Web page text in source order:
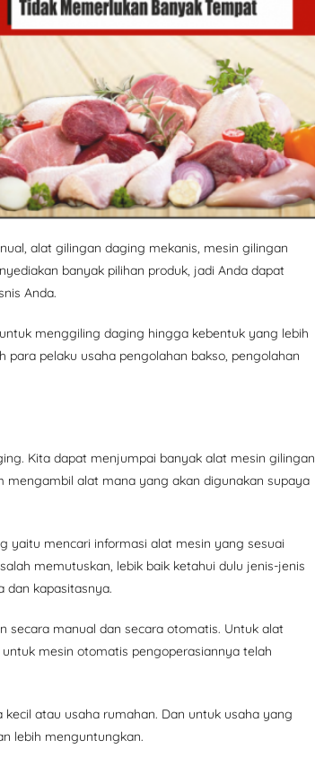
alat gilingan daging mekanis, mesin gilingan
banyak pilihan produk, jadi Anda dapat
Anda.
menggiling daging hingga kebentuk yang lebih
pelaku usaha pengolahan bakso, pengolahan
Kita dapat menjumpai banyak alat mesin gilingan
mengambil alat mana yang akan digunakan supaya
yaitu mencari informasi alat mesin yang sesuai
memutuskan, lebik baik ketahui dulu jenis-jenis
dan kapasitasnya.
secara manual dan secara otomatis. Untuk alat
mesin otomatis pengoperasiannya telah
atau usaha rumahan. Dan untuk usaha yang
lebih menguntungkan.